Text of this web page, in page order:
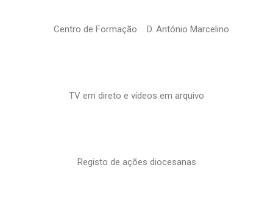
Centro de Formação D. António Marcelino
TV em direto e vídeos em arquivo
Registo de ações diocesanas